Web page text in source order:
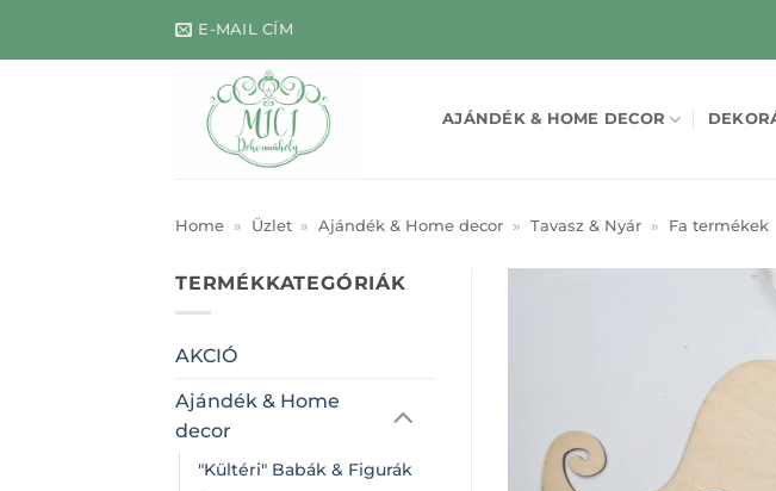
E-MAIL CÍM
AJÁNDÉK & HOME DECOR
Home » Üzlet » Ajándék & Home decor » Tavasz & Nyár » Fa termékek
TERMÉKKATEGÓRIÁK
AKCIÓ
Ajándék & Home
decor
"Kültéri" Babák & Figurák